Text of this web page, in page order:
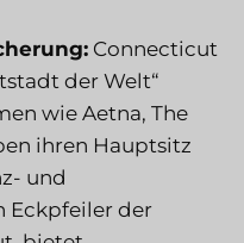
Connecticut
der Welt“
wie Aetna, The
ihren Hauptsitz
und
Eckpfeiler der